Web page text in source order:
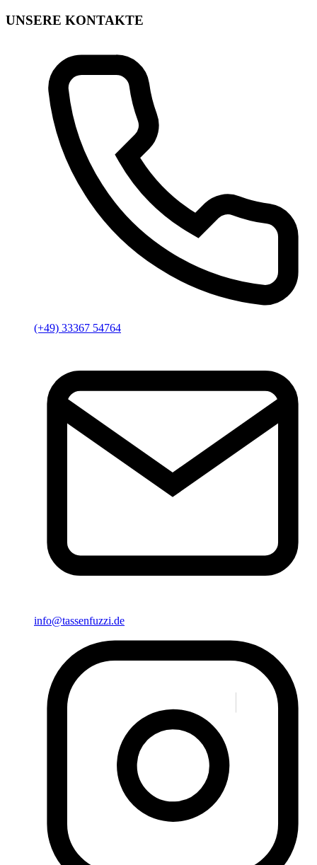
UNSERE KONTAKTE
(+49) 33367 54764
info@tassenfuzzi.de